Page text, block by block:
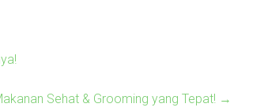
Sehat & Grooming yang Tepat! →